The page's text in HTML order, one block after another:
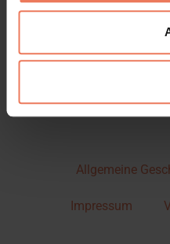
Allgemeine
Impressum